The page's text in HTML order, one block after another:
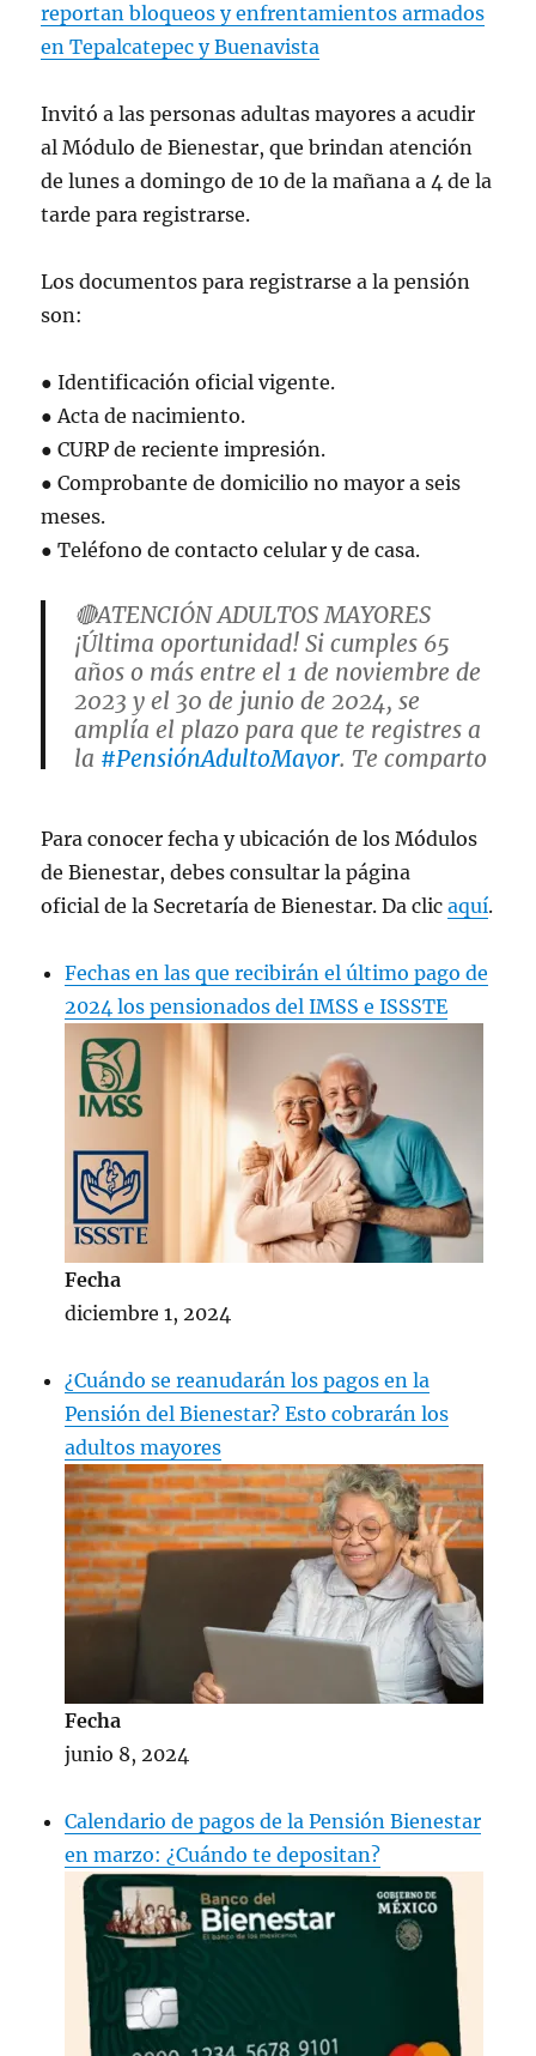
reportan bloqueos y enfrentamientos armados
en Tepalcatepec y Buenavista
Invitó a las personas adultas mayores a acudir
al Módulo de Bienestar, que brindan atención
de lunes a domingo de 10 de la mañana a 4 de la
tarde para registrarse.
Los documentos para registrarse a la pensión
son:
● Identificación oficial vigente.
● Acta de nacimiento.
● CURP de reciente impresión.
● Comprobante de domicilio no mayor a seis
meses.
● Teléfono de contacto celular y de casa.
🔴ATENCIÓN ADULTOS MAYORES
¡Última oportunidad! Si cumples 65
años o más entre el 1 de noviembre de
2023 y el 30 de junio de 2024, se
amplía el plazo para que te registres a
la #PensiónAdultoMayor. Te comparto
pic.twitter.com/9AQ7OnRhMt
— Ariadna Montiel Reyes
Para conocer fecha y ubicación de los Módulos
de Bienestar, debes consultar la página
oficial de la Secretaría de Bienestar. Da clicaquí.
Fechas en las que recibirán el último pago de
2024 los pensionados del IMSS e ISSSTE
Fecha
diciembre 1, 2024
¿Cuándo se reanudarán los pagos en la
Pensión del Bienestar? Esto cobrarán los
adultos mayores
Fecha
junio 8, 2024
Calendario de pagos de la Pensión Bienestar
en marzo: ¿Cuándo te depositan?